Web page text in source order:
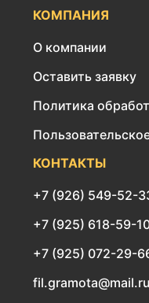
КОМПАНИЯ
О компании
Оставить заявку
Политика
КОНТАКТЫ
+7 (926) 549-52-
+7 (925) 618-59-
+7 (925) 072-29-
fil.gramota@mail.ru